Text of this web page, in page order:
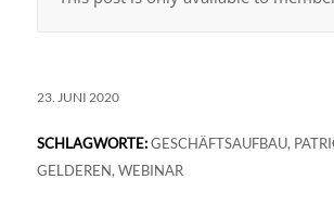
23. JUNI 2020
SCHLAGWORTE: GESCHÄFTSAUFBAU,
GELDEREN, WEBINAR